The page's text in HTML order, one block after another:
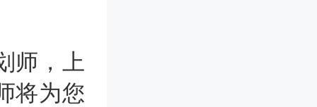
，上
将为您